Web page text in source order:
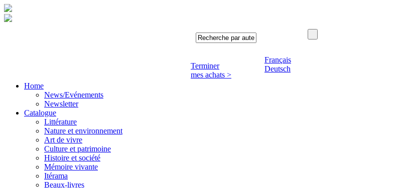
Terminer
mes achats >
Français
Deutsch
Home
News/Evénements
Newsletter
Catalogue
Littérature
Nature et environnement
Art de vivre
Culture et patrimoine
Histoire et société
Mémoire vivante
Itérama
Beaux-livres